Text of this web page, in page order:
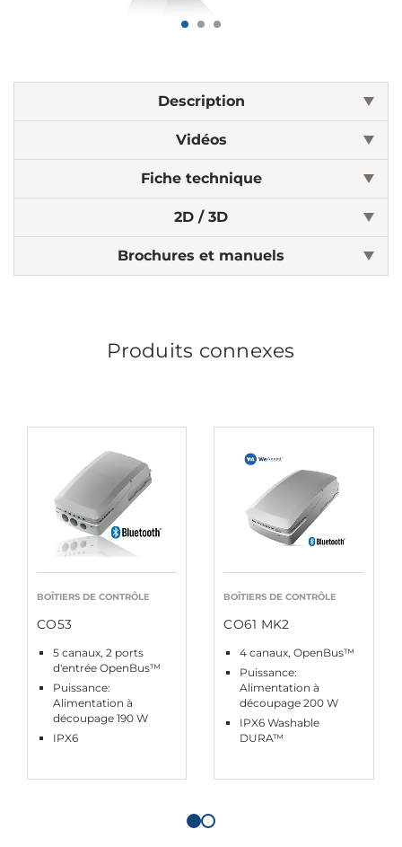
Description
Vidéos
Fiche technique
2D / 3D
Brochures et manuels
Produits connexes
BOÎTIERS DE CONTRÔLE
CO53
5 canaux, 2 ports
d'entrée OpenBus™
Puissance:
Alimentation à
découpage 190 W
IPX6
BOÎTIERS DE CONTRÔLE
CO61 MK2
4 canaux, OpenBus™
Puissance:
Alimentation à
découpage 200 W
IPX6 Washable
DURA™